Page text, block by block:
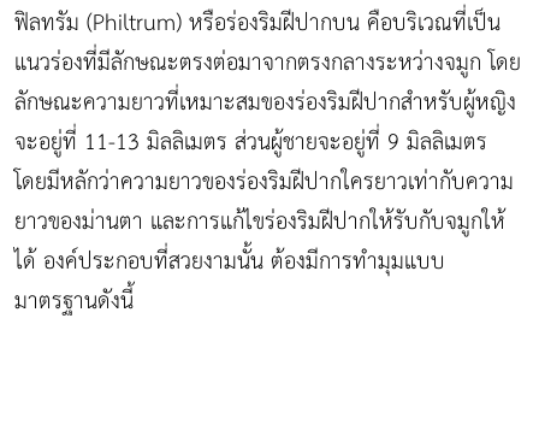
ฟิลทรัม (Philtrum) หรือร่องริมฝีปากบน คือบริเวณที่เป็น
แนวร่องที่มีลักษณะตรงต่อมาจากตรงกลางระหว่างจมูก โดย
ลักษณะความยาวที่เหมาะสมของร่องริมฝีปากสำหรับผู้หญิง
จะอยู่ที่ 11-13 มิลลิเมตร ส่วนผู้ชายจะอยู่ที่ 9 มิลลิเมตร
โดยมีหลักว่าความยาวของร่องริมฝีปากใครยาวเท่ากับความ
ยาวของม่านตา และการแก้ไขร่องริมฝีปากให้รับกับจมูกให้
ได้ องค์ประกอบที่สวยงามนั้น ต้องมีการทำมุมแบบ
มาตรฐานดังนี้